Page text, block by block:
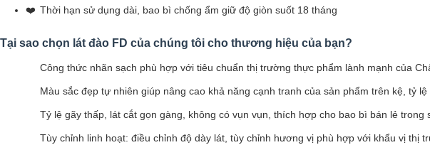
Thời hạn sử dụng dài, bao bì chống ẩm giữ độ giòn suốt 18 tháng
Tại sao chọn lát đào FD của chúng tôi cho thương hiệu của bạn?
Công thức nhãn sạch phù hợp với tiêu chuẩn thị trường thực phẩm lành mạnh của
Màu sắc đẹp tự nhiên giúp nâng cao khả năng cạnh tranh của sản phẩm trên kệ, tỷ
Tỷ lệ gãy thấp, lát cắt gọn gàng, không có vụn vụn, thích hợp cho bao bì bán lẻ trong
Tùy chỉnh linh hoạt: điều chỉnh độ dày lát, tùy chỉnh hương vị phù hợp với khẩu vị thị